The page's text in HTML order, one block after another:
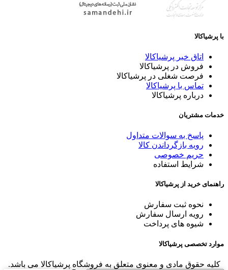
با پرشیاکالا
اتاق خبر پرشیاکالا
فروش در پرشیاکالا
فرصت شغلی در پرشیاکالا
تماس با پرشیاکالا
درباره پرشیاکالا
خدمات مشتریان
پاسخ به سوالات متداول
رویه بازگرداندن کالا
حریم خصوصی
شرایط استفاده
راهنمای خرید از پرشیاکالا
نحوه ثبت سفارش
رویه ارسال سفارش
شیوه های پرداخت
موارد تخصصی پرشیاکالا
کلیه حقوق مادی و معنوی متعلق به فروشگاه پرشیاکالا می باشد.